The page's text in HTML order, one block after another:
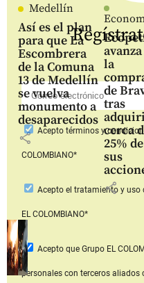
Medellín
Así es el plan
para que La
Escombrera
de la Comuna
13 de Medellín
se vuelva
monumento a
desaparecidos
share
la
de
tras
cerca
25% de
sus
share
Aceptotérminos y
COLOMBIANO*
Acepto el tratamiento y uso
EL COLOMBIANO*
Acepto que Grupo EL
personales con terceros aliados